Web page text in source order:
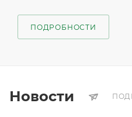
ПОДРОБНОСТИ
Новости